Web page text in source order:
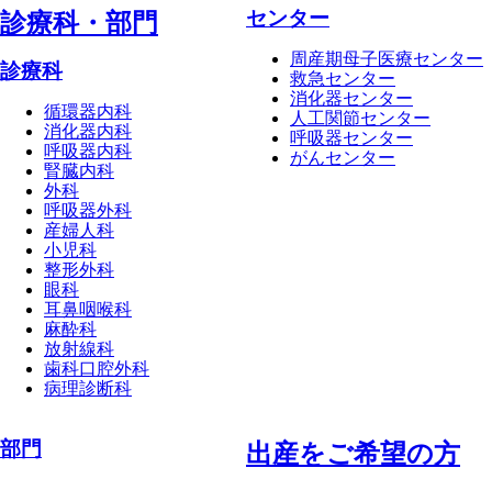
診療科・部⾨
診療科
循環器内科
消化器内科
呼吸器内科
腎臓内科
外科
呼吸器外科
産婦人科
小児科
整形外科
眼科
耳鼻咽喉科
麻酔科
放射線科
歯科口腔外科
病理診断科
センター
周産期母子医療センター
救急センター
消化器センター
人工関節センター
呼吸器センター
がんセンター
部門 出産をご希望の方